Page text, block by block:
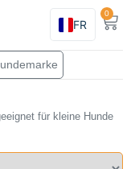
FR
0
für kleine Hunde